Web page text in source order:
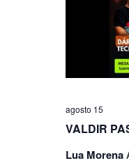
agosto 15
VALDIR
Lua Morena